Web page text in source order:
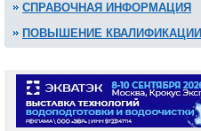
СПРАВОЧНАЯ ИНФОРМАЦИЯ
ПОВЫШЕНИЕ КВАЛИФИКАЦИИ